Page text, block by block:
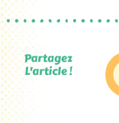
Partagez
L'article !